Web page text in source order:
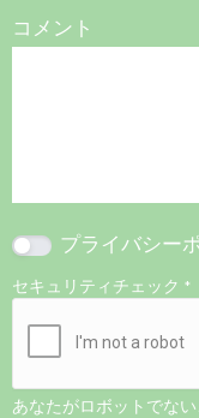
コメント
プライバシー
セキュリティチェック *
あなたがロボットでな